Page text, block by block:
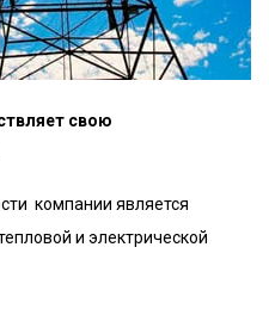
свою
компании является
и электрической